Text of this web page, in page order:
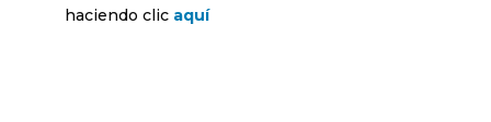
haciendo clic aquí